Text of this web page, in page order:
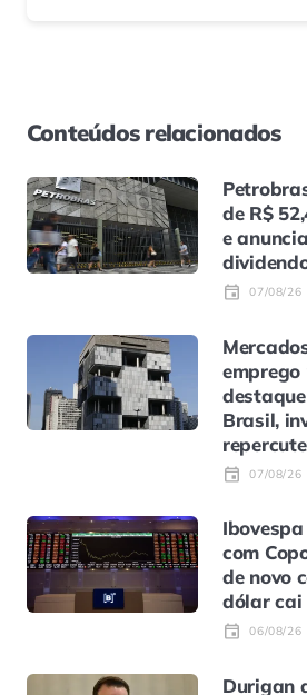
Conteúdos relacionados
de R$
e
07/08/26
emprego
Brasil,
07/08/26
com
de novo
dólar cai
06/08/26
Durigan